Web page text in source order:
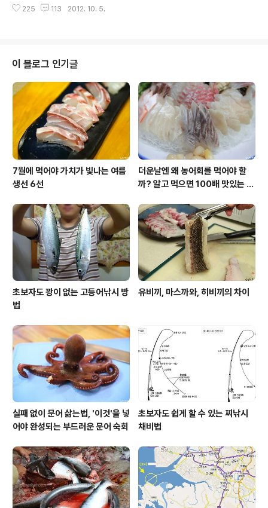
날려 구멍만 남게 된 분화구로 '굼부리'는 화산체의 분화구
로를 찾았습니다. 처음엔 명칭도 모른 채 무작정 해안도로
볼 법한 해변가지만 가을이여서 그런지 한적하다 못해 적
적한 해변의 모습이 눈에 들어왔습니다. 저는 달리던 차를
세웁니다. 잠시나마 바닷바람을 쐬며 이 날 하지 못했던 낚
시를 대신해 멀찌감치 서서 바다를 구경하는 것으로 위안
을 삼아봅니다. 그런데 그 한적했던 풍경속에서 눈에 들어
온 인파들. 가만보니 바다쪽이 아닌 작은 연못처..
225 113 2012. 10. 5.
이 블로그 인기글
7월에 먹어야 가치가 빛나는 여름
생선 6선
더운날엔 왜 농어회를 먹어야 할
까? 알고 먹으면 100배 맛있는 농
초보자도 꽝이 없는 고등어낚시 방
법
유비끼, 마스까와, 히비끼의 차이
실패 없이 문어 삶는법, '이것'을 넣
어야 완성되는 부드러운 문어 숙회
초보자도 쉽게 할 수 있는 찌낚시
채비법